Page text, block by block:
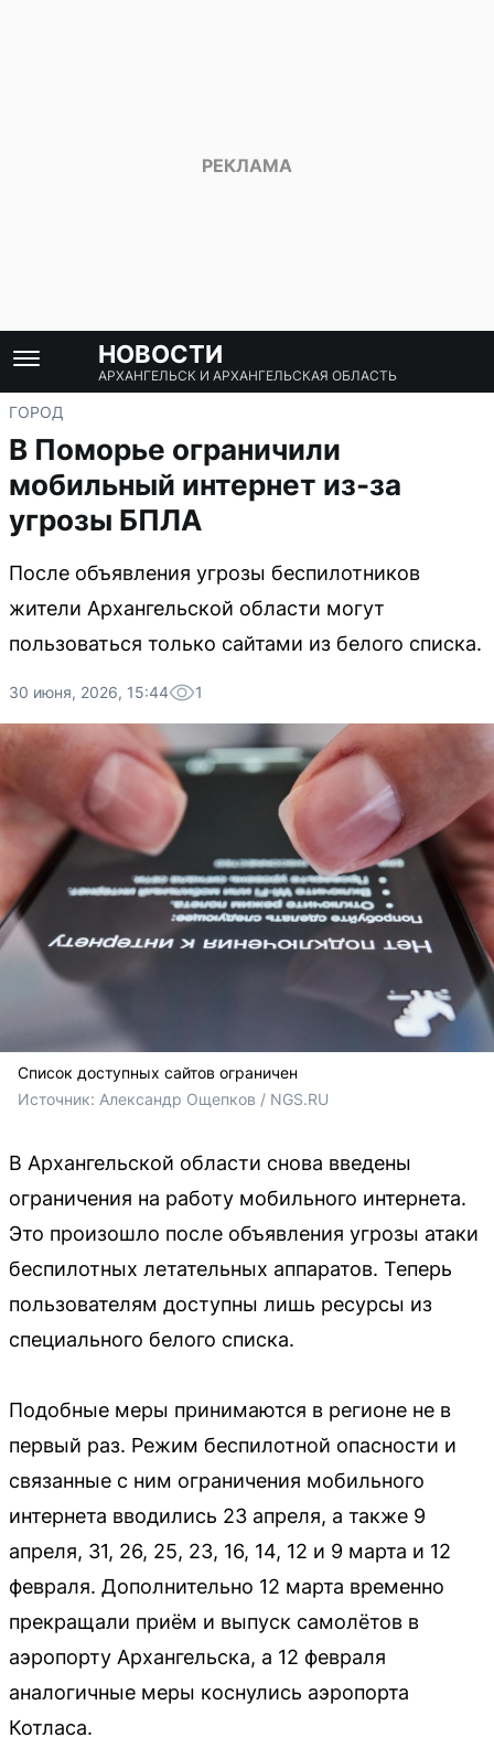
НОВОСТИ
АРХАНГЕЛЬСК И АРХАНГЕЛЬСКАЯ ОБЛАСТЬ
ГОРОД
В Поморье ограничили
мобильный интернет из-за
угрозы БПЛА
После объявления угрозы беспилотников
жители Архангельской области могут
пользоваться только сайтами из белого списка.
30 июня, 2026, 15:44 1
Список доступных сайтов ограничен
Источник: Александр Ощепков / NGS.RU
В Архангельской области снова введены
ограничения на работу мобильного интернета.
Это произошло после объявления угрозы атаки
беспилотных летательных аппаратов. Теперь
пользователям доступны лишь ресурсы из
специального белого списка.
Подобные меры принимаются в регионе не в
первый раз. Режим беспилотной опасности и
связанные с ним ограничения мобильного
интернета вводились 23 апреля, а также 9
апреля, 31, 26, 25, 23, 16, 14, 12 и 9 марта и 12
февраля. Дополнительно 12 марта временно
прекращали приём и выпуск самолётов в
аэропорту Архангельска, а 12 февраля
аналогичные меры коснулись аэропорта
Котласа.